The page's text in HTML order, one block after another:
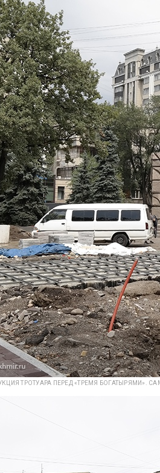
ТРОТУАРА ПЕРЕД «ТРЕМЯ БОГАТЫРЯМИ».